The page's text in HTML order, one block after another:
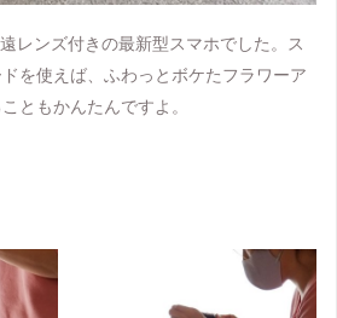
レンズ付きの最新型スマホでした。ス
を使えば、ふわっとボケたフラワーア
ともかんたんですよ。